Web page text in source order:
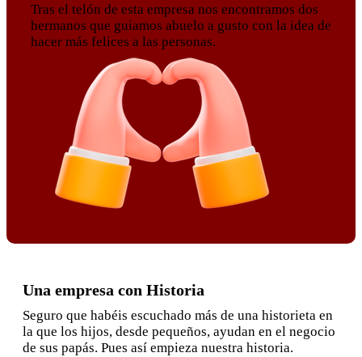
Tras el telón de esta empresa nos encontramos dos
hermanos que guiamos abuelo a gusto con la idea de
hacer más felices a las personas.
Una empresa con Historia
Seguro que habéis escuchado más de una historieta en
la que los hijos, desde pequeños, ayudan en el negocio
de sus papás. Pues así empieza nuestra historia.